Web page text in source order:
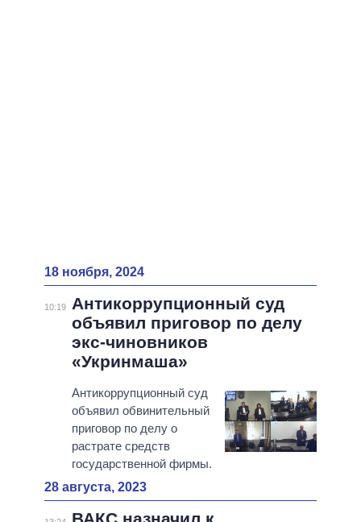
18 ноября, 2024
10:19
Антикоррупционный суд
объявил приговор по делу
экс-чиновников
«Укринмаша»
Антикоррупционный суд
объявил обвинительный
приговор по делу о
растрате средств
государственной фирмы.
28 августа, 2023